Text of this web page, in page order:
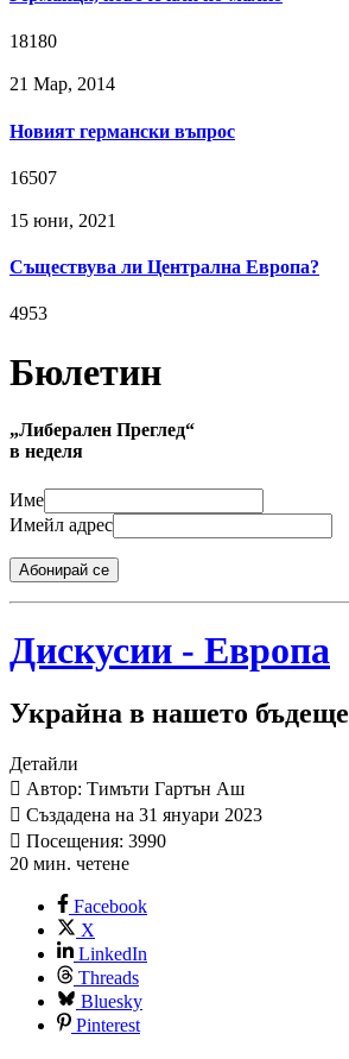
18180
21 Мар, 2014
Новият германски въпрос
16507
15 юни, 2021
Съществува ли Централна Европа?
4953
Бюлетин
„Либерален Преглед“
в неделя
Име
Имейл адрес
Абонирай се
Дискусии - Европа
Украйна в нашето бъдеще
Детайли
Автор: Тимъти Гартън Аш
Създадена на 31 януари 2023
Посещения: 3990
20 мин. четене
Facebook
X
LinkedIn
Threads
Bluesky
Pinterest